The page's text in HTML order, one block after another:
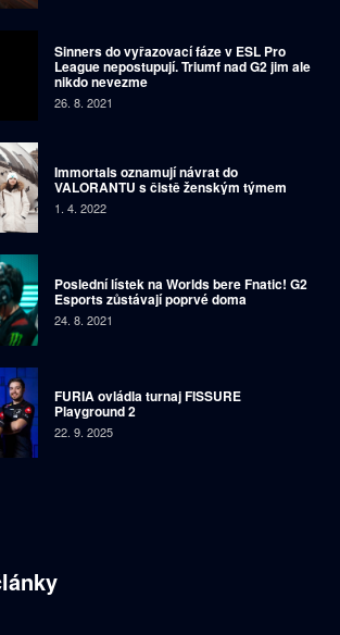
Sinners do vyřazovací fáze v ESL Pro
League nepostupují. Triumf nad G2 jim ale
nikdo nevezme
26. 8. 2021
Immortals oznamují návrat do
VALORANTU s čistě ženským týmem
1. 4. 2022
Poslední lístek na Worlds bere Fnatic! G2
Esports zůstávají poprvé doma
24. 8. 2021
FURIA ovládla turnaj FISSURE
Playground 2
22. 9. 2025